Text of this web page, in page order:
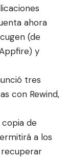
ahora
(de
y
tres
con Rewind,
de
a los
recuperar